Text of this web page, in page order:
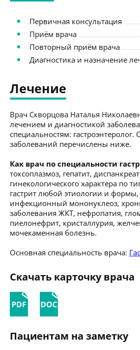
Первичная консультация
Приём врача
Повторный приём врача
Диагностика и назначение
Лечение
Врач Скворцова Наталья
лечением и диагностикой
специальностям: гастроэнтеролог.
заболеваний перечислены ниже.
Как врач по специальности
токсоплазмоз, гепатит,
гинекологического характера по
гастрит любой этиологии и формы,
инфекционный мононуклеоз,
заболевания ЖКТ, нефропатия,
пиелонефрит, кристаллурия,
мочекаменная болезнь.
Основная специальность врача:
Скачать карточку врача
Пациентам на заметку